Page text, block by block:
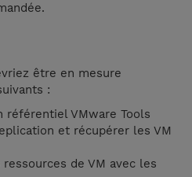
être en mesure
:
référentiel VMware Tools
et récupérer les VM
de VM avec les